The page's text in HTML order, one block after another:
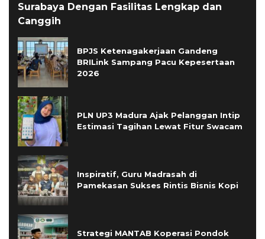
Surabaya Dengan Fasilitas Lengkap dan
Canggih
BPJS Ketenagakerjaan Gandeng
BRILink Sampang Pacu Kepesertaan
2026
PLN UP3 Madura Ajak Pelanggan Intip
Estimasi Tagihan Lewat Fitur Swacam
Inspiratif, Guru Madrasah di
Pamekasan Sukses Rintis Bisnis Kopi
Strategi MANTAB Koperasi Pondok